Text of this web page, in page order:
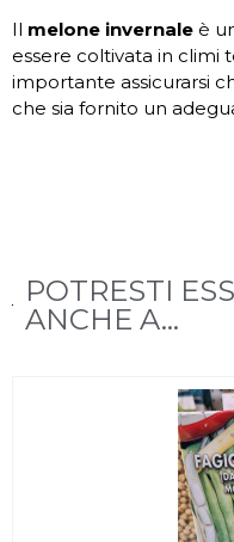
Il melone invernale è
essere coltivata in climi
importante assicurarsi
che sia fornito un
POTRESTI
ANCHE A...